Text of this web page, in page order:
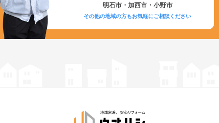
明石市・加西市・小野市
その他の地域の方もお気軽にご相談ください